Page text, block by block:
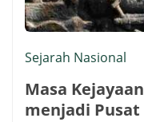
Sejarah Nasional
Masa
menjadi Pusat